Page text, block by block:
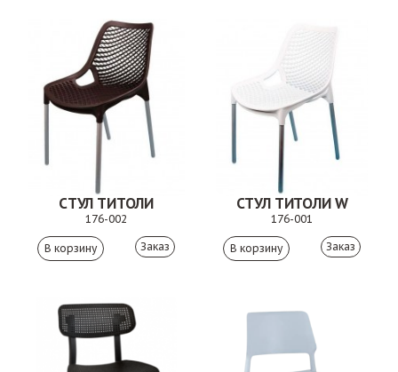
СТУЛ ТИТОЛИ
176-002
Заказ
СТУЛ ТИТОЛИ W
176-001
Заказ